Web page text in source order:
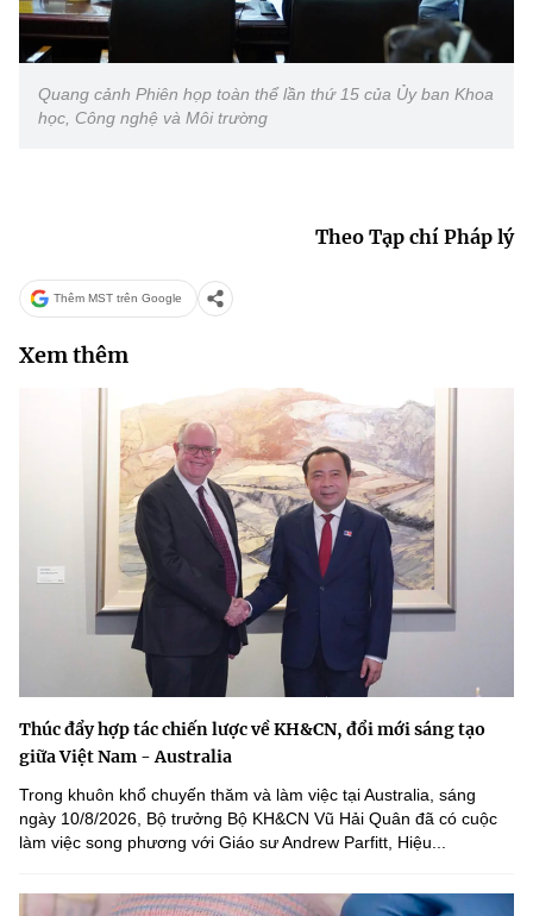
Quang cảnh Phiên họp toàn thể lần thứ 15 của Ủy ban Khoa
học, Công nghệ và Môi trường
Theo Tạp chí Pháp lý
Thêm MST trên Google
Xem thêm
Thúc đẩy hợp tác chiến lược về KH&CN, đổi mới sáng tạo
giữa Việt Nam - Australia
Trong khuôn khổ chuyến thăm và làm việc tại Australia, sáng
ngày 10/8/2026, Bộ trưởng Bộ KH&CN Vũ Hải Quân đã có cuộc
làm việc song phương với Giáo sư Andrew Parfitt, Hiệu...